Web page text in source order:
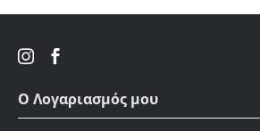
Ο Λογαριασμός μου